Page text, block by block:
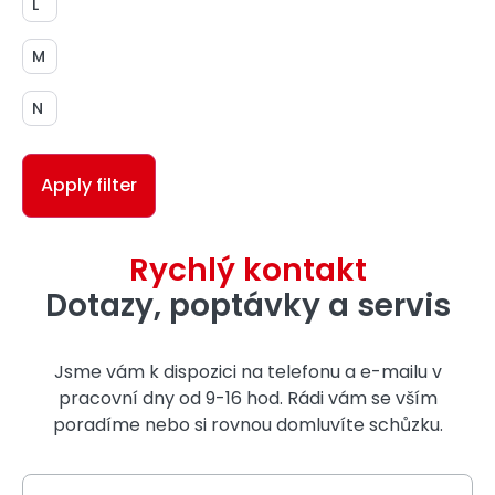
L
M
N
Apply filter
Rychlý kontakt
Dotazy, poptávky a servis
Jsme vám k dispozici na telefonu a e-mailu v
pracovní dny od 9-16 hod. Rádi vám se vším
poradíme nebo si rovnou domluvíte schůzku.